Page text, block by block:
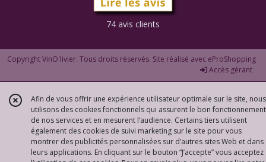
74 avis clients
Copyright VinO'livier. Tous droits réservés. Site réalisé avec eProShopping
Accès gérant
Afin de vous offrir une expérience utilisateur optimale sur le site, nous
utilisons des cookies fonctionnels qui assurent le bon fonctionnement
de nos services et en mesurent l’audience. Certains tiers utilisent
également des cookies de suivi marketing sur le site pour vous
montrer des publicités personnalisées sur d’autres sites Web et dans
leurs applications. En cliquant sur le bouton “J’accepte” vous acceptez